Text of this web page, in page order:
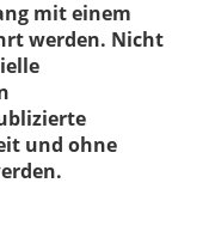
mit einem
werden. Nicht
und ohne